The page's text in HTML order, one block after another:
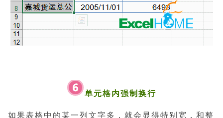
单元格内强制换行
如果表格中的某一列文字多，就会显得特别宽，和整